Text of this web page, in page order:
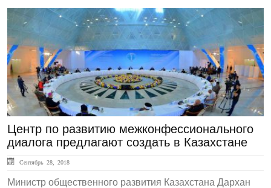
ЛЕНТА НОВОСТЕЙ
Центр по развитию межконфессионального
диалога предлагают создать в Казахстане
Сентябрь 28, 2018
Министр общественного развития Казахстана Дархан